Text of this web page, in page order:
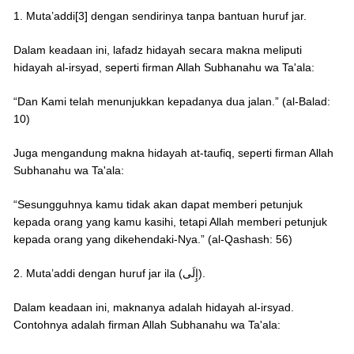
1. Muta’addi[3] dengan sendirinya tanpa bantuan huruf jar.
Dalam keadaan ini, lafadz hidayah secara makna meliputi
hidayah al-irsyad, seperti firman Allah Subhanahu wa Ta'ala:
“Dan Kami telah menunjukkan kepadanya dua jalan.” (al-Balad:
10)
Juga mengandung makna hidayah at-taufiq, seperti firman Allah
Subhanahu wa Ta'ala:
“Sesungguhnya kamu tidak akan dapat memberi petunjuk
kepada orang yang kamu kasihi, tetapi Allah memberi petunjuk
kepada orang yang dikehendaki-Nya.” (al-Qashash: 56)
2. Muta’addi dengan huruf jar ila (إِلَى).
Dalam keadaan ini, maknanya adalah hidayah al-irsyad.
Contohnya adalah firman Allah Subhanahu wa Ta'ala: